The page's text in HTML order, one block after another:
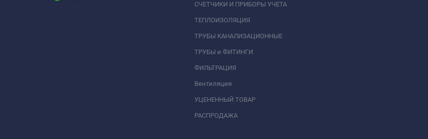
СЧЕТЧИКИ И ПРИБОРЫ УЧЕТА
ТЕПЛОИЗОЛЯЦИЯ
ТРУБЫ КАНАЛИЗАЦИОННЫЕ
ТРУБЫ и ФИТИНГИ
ФИЛЬТРАЦИЯ
Вентиляция
УЦЕНЕННЫЙ ТОВАР
РАСПРОДАЖА